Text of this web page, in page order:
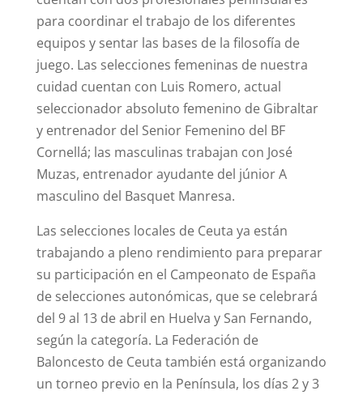
para coordinar el trabajo de los diferentes
equipos y sentar las bases de la filosofía de
juego. Las selecciones femeninas de nuestra
cuidad cuentan con Luis Romero, actual
seleccionador absoluto femenino de Gibraltar
y entrenador del Senior Femenino del BF
Cornellá; las masculinas trabajan con José
Muzas, entrenador ayudante del júnior A
masculino del Basquet Manresa.
Las selecciones locales de Ceuta ya están
trabajando a pleno rendimiento para preparar
su participación en el Campeonato de España
de selecciones autonómicas, que se celebrará
del 9 al 13 de abril en Huelva y San Fernando,
según la categoría. La Federación de
Baloncesto de Ceuta también está organizando
un torneo previo en la Península, los días 2 y 3